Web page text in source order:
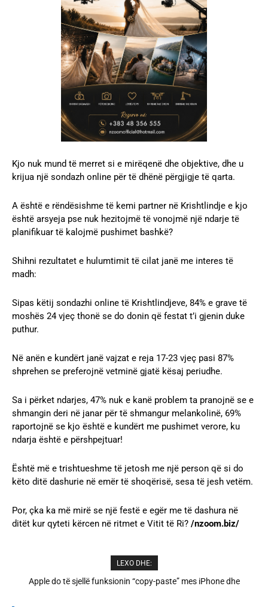
Kjo nuk mund të merret si e mirëqenë dhe objektive, dhe u
krijua një sondazh online për të dhënë përgjigje të qarta.
A është e rëndësishme të kemi partner në Krishtlindje e kjo
është arsyeja pse nuk hezitojmë të vonojmë një ndarje të
planifikuar të kalojmë pushimet bashkë?
Shihni rezultatet e hulumtimit të cilat janë me interes të
madh:
Sipas këtij sondazhi online të Krishtlindjeve, 84% e grave të
moshës 24 vjeç thonë se do donin që festat t’i gjenin duke
puthur.
Në anën e kundërt janë vajzat e reja 17-23 vjeç pasi 87%
shprehen se preferojnë vetminë gjatë kësaj periudhe.
Sa i përket ndarjes, 47% nuk ​​e kanë problem ta pranojnë se e
shmangin deri në janar për të shmangur melankolinë, 69%
raportojnë se kjo është e kundërt me pushimet verore, ku
ndarja është e përshpejtuar!
Është më e trishtueshme të jetosh me një person që si do
këto ditë dashurie në emër të shoqërisë, sesa të jesh vetëm.
Por, çka ka më mirë se një festë e egër me të dashura në
ditët kur qyteti kërcen në ritmet e Vitit të Ri? /nzoom.biz/
LEXO DHE:
Cristiano Ronaldo dhe Georgina martohen këtë të shtunë,